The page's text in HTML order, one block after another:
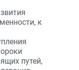
к
путей,